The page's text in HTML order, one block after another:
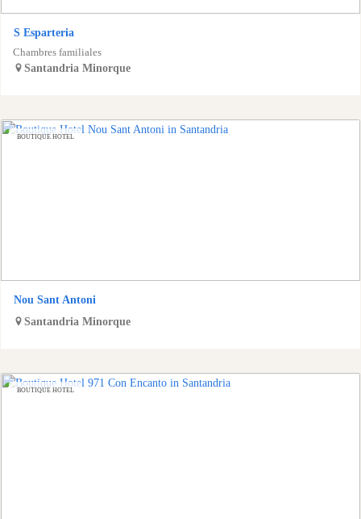
S Esparteria
Chambres familiales
Santandria Minorque
BOUTIQUE HOTEL
Nou Sant Antoni
Santandria Minorque
BOUTIQUE HOTEL